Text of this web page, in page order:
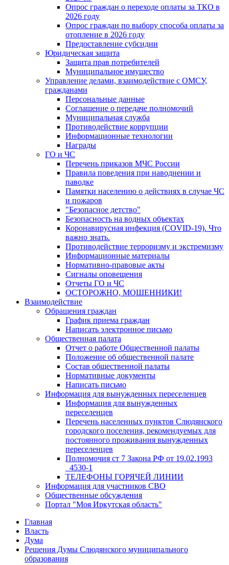
Опрос граждан о переходе оплаты за ТКО в
2026 году
Опрос граждан по выбору способа оплаты за
отопление в 2026 году
Предоставление субсидии
Юридическая защита
Защита прав потребителей
Муниципальное имущество
Управление делами, взаимодействие с ОМСУ,
гражданами
Персональные данные
Соглашение о передаче полномочий
Муниципальная служба
Противодействие коррупции
Информационные технологии
Награды
ГО и ЧС
Перечень приказов МЧС России
Правила поведения при наводнении и
паводке
Памятки населению о действиях в случае ЧС
и пожаров
"Безопасное детство"
Безопасность на водных объектах
Коронавирусная инфекция (COVID-19). Что
важно знать.
Противодействие терроризму и экстремизму
Информационные материалы
Нормативно-правовые акты
Сигналы оповещения
Отчеты ГО и ЧС
ОСТОРОЖНО, МОШЕННИКИ!
Взаимодействие
Обращения граждан
График приема граждан
Написать электронное письмо
Общественная палата
Отчет о работе Общественной палаты
Положение об общественной палате
Состав общественной палаты
Нормативные документы
Написать письмо
Информация для вынужденных переселенцев
Информация для вынужденных
переселенцев
Перечень населенных пунктов Слюдянского
городского поселения, рекомендуемых для
постоянного проживания вынужденных
переселенцев
Полномочия ст 7 Закона РФ от 19.02.1993
_4530-1
ТЕЛЕФОНЫ ГОРЯЧЕЙ ЛИНИИ
Информация для участников СВО
Общественные обсуждения
Портал "Моя Иркутская область"
Главная
Власть
Дума
Решения Думы Слюдянского муниципального
образования